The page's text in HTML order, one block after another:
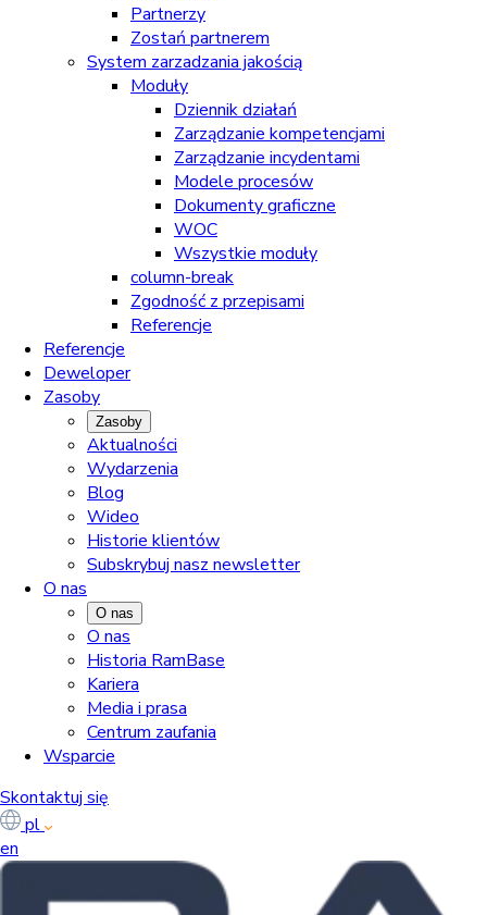
Partnerzy
Zostań partnerem
System zarzadzania jakością
Moduły
Dziennik działań
Zarządzanie kompetencjami
Zarządzanie incydentami
Modele procesów
Dokumenty graficzne
WOC
Wszystkie moduły
column-break
Zgodność z przepisami
Referencje
Referencje
Deweloper
Zasoby
Zasoby
Aktualności
Wydarzenia
Blog
Wideo
Historie klientów
Subskrybuj nasz newsletter
O nas
O nas
O nas
Historia RamBase
Kariera
Media i prasa
Centrum zaufania
Wsparcie
Skontaktuj się
pl
en